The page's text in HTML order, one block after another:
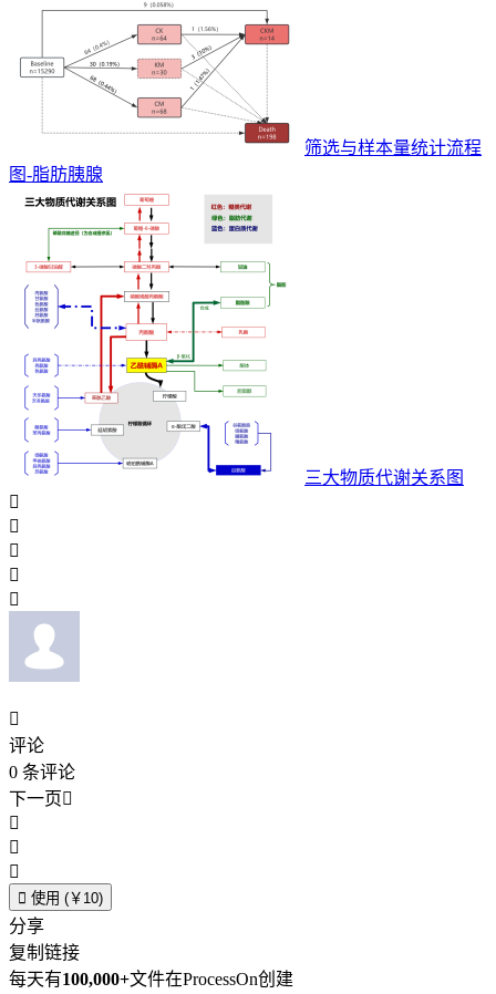
筛选与样本量统计流程
图-脂肪胰腺
三大物质代谢关系图






评论
0 条评论
下一页



 使用 (￥10)
分享
复制链接
每天有100,000+文件在ProcessOn创建